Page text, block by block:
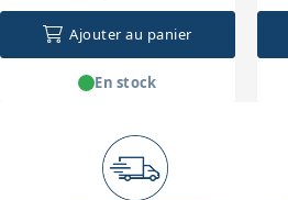
Ajouter au panier
En stock